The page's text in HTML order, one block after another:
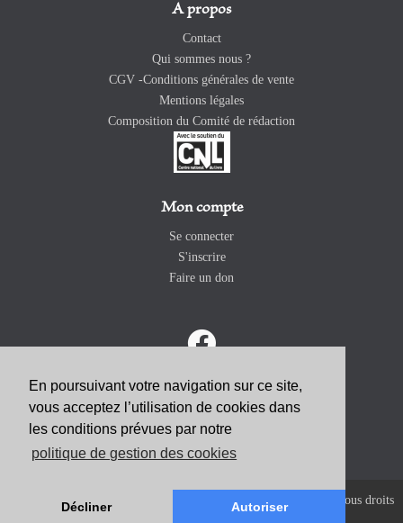
En poursuivant votre navigation sur ce site,
vous acceptez l’utilisation de cookies dans
les conditions prévues par notre
politique de gestion des cookies
Décliner Autoriser
A propos
Contact
Qui sommes nous ?
CGV -Conditions générales de vente
Mentions légales
Composition du Comité de rédaction
Mon compte
Se connecter
S'inscrire
Faire un don
ABONNEZ-VOUS
Copyright 2026 Revue Catholique Internationale COMMUNIO. Tous droits